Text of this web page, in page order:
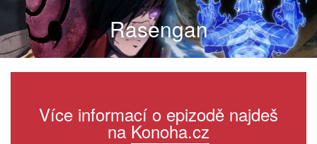
Rasengan
Více informací o epizodě najdeš
na Konoha.cz